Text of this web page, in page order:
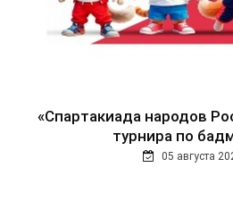
«Спартакиада народов
турнира по
05 августа